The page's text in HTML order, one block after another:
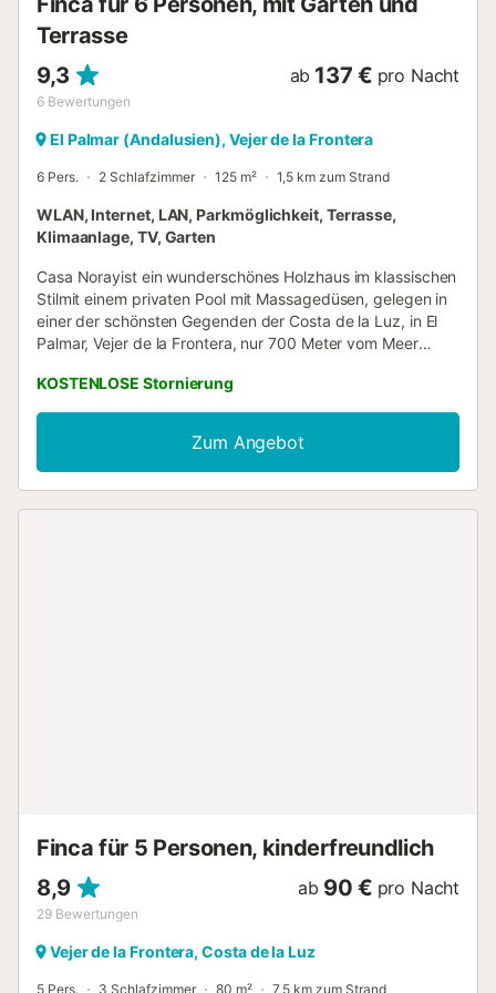
Terrasse
9,3
6 Bewertungen
ab 137 € pro Nacht
El Palmar (Andalusien), Vejer de la Frontera
6 Pers. 2 Schlafzimmer 125 m² 1,5 km zum Strand
WLAN, Internet, LAN, Parkmöglichkeit, Terrasse,
Klimaanlage, TV, Garten
Casa Norayist ein wunderschönes Holzhaus im klassischen
Stilmit einem privaten Pool mit Massagedüsen, gelegen in
einer der schönsten Gegenden der Costa de la Luz, in El
Palmar, Vejer de la Frontera, nur 700 Meter vom Meer
Sonnentagen im Jahrbietet dieses Haus die perfekte
Umgebung zum Entspannen, Surfen und Genießen des
langsamen Lebensstils am Meer ‍♂️. Es verfügt über einen
großen Garten, eine private Grünfläche, mehrere
Terrassen, einen Außenbereich zum Entspannen und einen
KOSTENLOSE Stornierung
Zum Angebot
Finca für 5 Personen, kinderfreundlich
8,9
29 Bewertungen
ab 90 € pro Nacht
Vejer de la Frontera, Costa de la Luz
5 Pers. 3 Schlafzimmer 80 m² 7,5 km zum Strand